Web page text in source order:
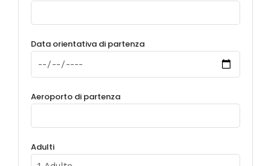
Data orientativa di partenza
Aeroporto di partenza
Adulti